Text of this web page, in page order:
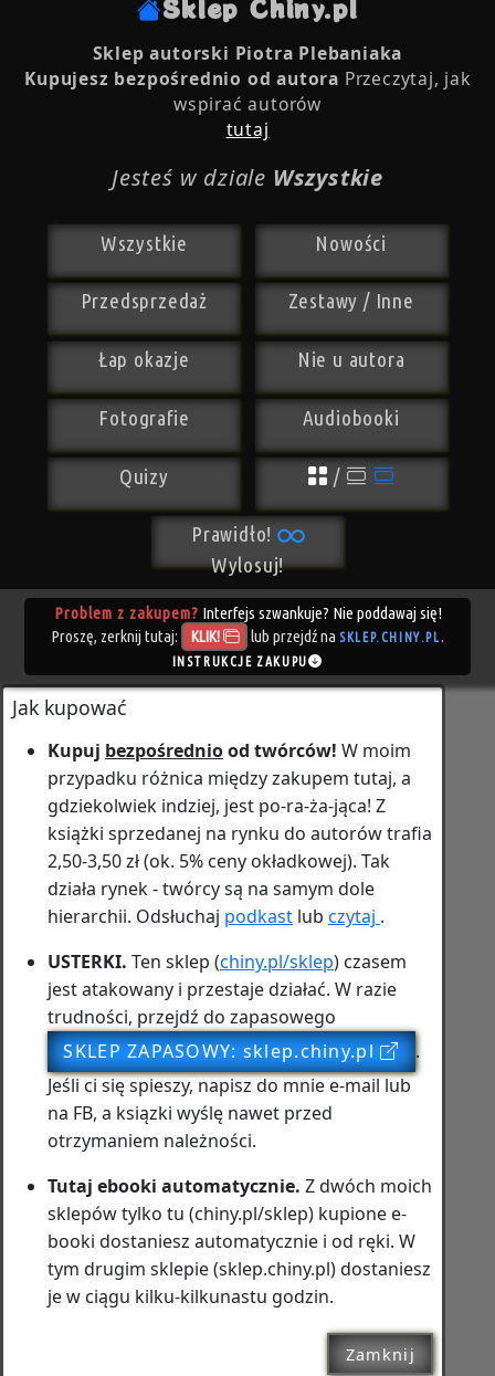
Sklep Chiny.pl
Sklep autorski Piotra Plebaniaka
Kupujesz bezpośrednio od autora Przeczytaj, jak
wspirać autorów
tutaj
Jesteś w dziale Wszystkie
Wszystkie Nowości
Przedsprzedaż Zestawy / Inne
Łap okazje Nie u autora
Fotografie Audiobooki
Quizy /
Prawidło!
Wylosuj!
Problem z zakupem? Interfejs szwankuje? Nie poddawaj się!
Proszę, zerknij tutaj:
KLIK! lub przejdź na SKLEP.CHINY.PL .
INSTRUKCJE ZAKUPU
Jak kupować
Kupuj bezpośredniood twórców! W moim
przypadku różnica między zakupem tutaj, a
gdziekolwiek indziej, jest po‑ra‑ża‑jąca! Z
książki sprzedanej na rynku do autorów trafia
2,50-3,50 zł (ok. 5% ceny okładkowej). Tak
działa rynek - twórcy są na samym dole
hierarchii. Odsłuchaj podkast lub czytaj .
USTERKI. Ten sklep (chiny.pl/sklep) czasem
jest atakowany i przestaje działać. W razie
trudności, przejdź do zapasowego
SKLEP ZAPASOWY: sklep.chiny.pl
.
Jeśli ci się spieszy, napisz do mnie e‑mail lub
na FB, a ksiązki wyślę nawet przed
otrzymaniem należności.
Tutaj ebooki automatycznie. Z dwóch moich
sklepów tylko tu (chiny.pl/sklep) kupione e-
booki dostaniesz automatycznie i od ręki. W
tym drugim sklepie (sklep.chiny.pl) dostaniesz
je w ciągu kilku-kilkunastu godzin.
Zamknij